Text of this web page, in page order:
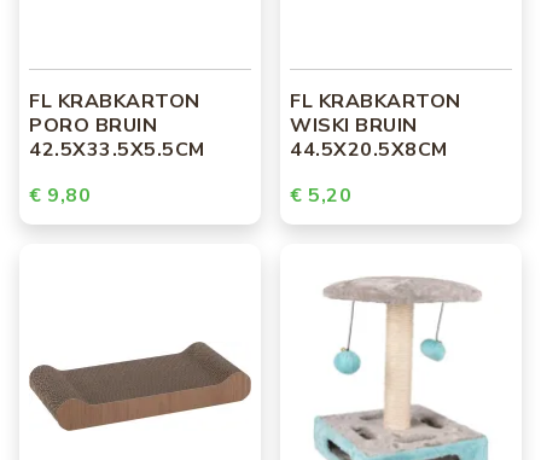
FL KRABKARTON
PORO BRUIN
42.5X33.5X5.5CM
€ 9,80
FL KRABKARTON
WISKI BRUIN
44.5X20.5X8CM
€ 5,20